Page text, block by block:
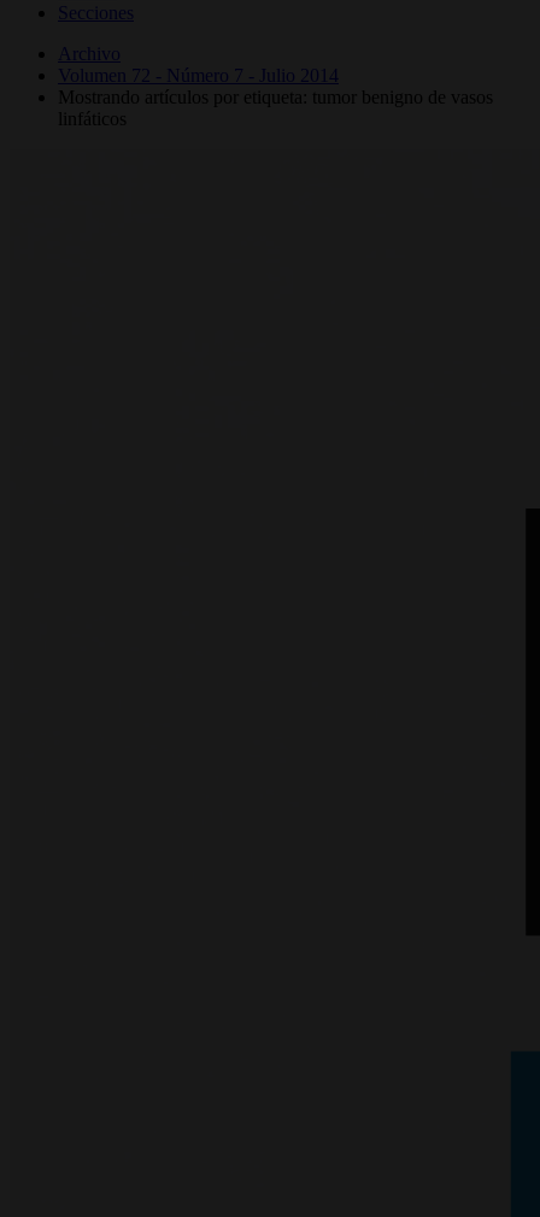
Secciones
Archivo
Volumen 72 - Número 7 - Julio 2014
Mostrando artículos por etiqueta: tumor benigno de vasos
linfáticos